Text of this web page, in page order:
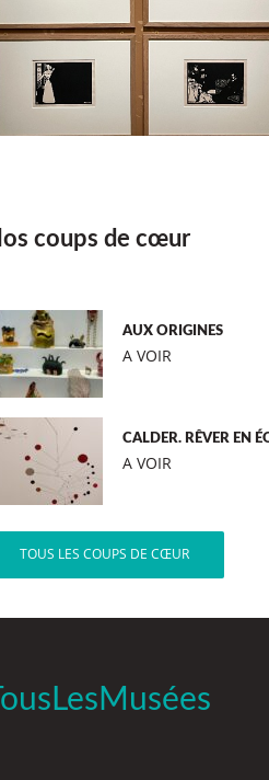
coups de cœur
AUX ORIGINES
A VOIR
CALDER. RÊVER EN
A VOIR
TOUS LES COUPS DE CŒUR
TousLesMusées